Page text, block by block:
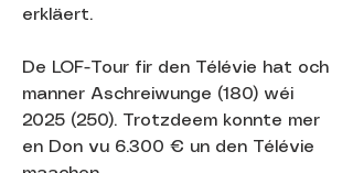
erkläert.
De LOF-Tour fir den Télévie hat och
manner Aschreiwunge (180) wéi
2025 (250). Trotzdeem konnte mer
en Don vu 6.300 € un den Télévie